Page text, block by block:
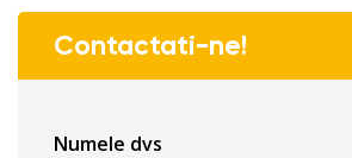
Contactati-ne!
Numele dvs